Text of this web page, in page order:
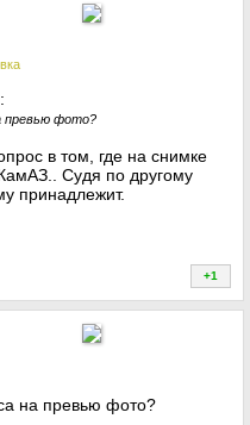
превью фото?
в том, где на снимке
Судя по другому
принадлежит.
+1
+1
на превью фото?